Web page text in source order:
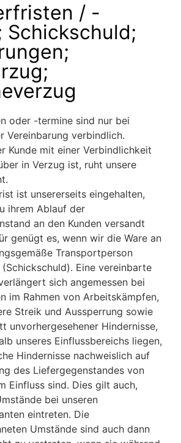
/ -
Schickschuld;
oder -termine sind nur bei
Vereinbarung verbindlich.
Kunde mit einer Verbindlichkeit
in Verzug ist, ruht unsere
ist unsererseits eingehalten,
ihrem Ablauf der
an den Kunden versandt
genügt es, wenn wir die Ware an
Transportperson
Eine vereinbarte
sich angemessen bei
im Rahmen von Arbeitskämpfen,
Streik und Aussperrung sowie
unvorhergesehener Hindernisse,
unseres Einflussbereichs liegen,
Hindernisse nachweislich auf
des Liefergegenstandes von
Einfluss sind. Dies gilt auch,
bei unseren
eintreten. Die
Umstände sind auch dann